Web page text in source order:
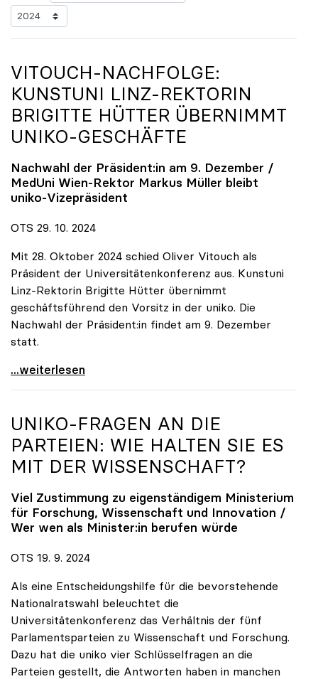
VITOUCH-NACHFOLGE:
KUNSTUNI LINZ-REKTORIN
BRIGITTE HÜTTER ÜBERNIMMT
UNIKO-GESCHÄFTE
Nachwahl der Präsident:in am 9. Dezember /
MedUni Wien-Rektor Markus Müller bleibt
uniko-Vizepräsident
OTS 29. 10. 2024
Mit 28. Oktober 2024 schied Oliver Vitouch als
Präsident der Universitätenkonferenz aus. Kunstuni
Linz-Rektorin Brigitte Hütter übernimmt
geschäftsführend den Vorsitz in der uniko. Die
Nachwahl der Präsident:in findet am 9. Dezember
statt.
Vitouch-Nachfolge: Kunstuni Linz-Rektorin Brigitte
...weiterlesen
UNIKO-FRAGEN AN DIE
PARTEIEN: WIE HALTEN SIE ES
MIT DER WISSENSCHAFT?
Viel Zustimmung zu eigenständigem Ministerium
für Forschung, Wissenschaft und Innovation /
Wer wen als Minister:in berufen würde
OTS 19. 9. 2024
Als eine Entscheidungshilfe für die bevorstehende
Nationalratswahl beleuchtet die
Universitätenkonferenz das Verhältnis der fünf
Parlamentsparteien zu Wissenschaft und Forschung.
Dazu hat die uniko vier Schlüsselfragen an die
Parteien gestellt, die Antworten haben in manchen